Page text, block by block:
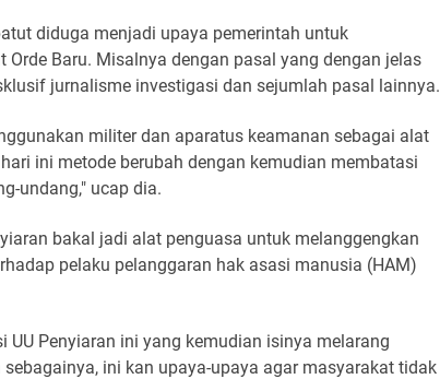
diduga menjadi upaya pemerintah untuk
Orde Baru. Misalnya dengan pasal yang dengan jelas
jurnalisme investigasi dan sejumlah pasal lainnya.
militer dan aparatus keamanan sebagai alat
ini metode berubah dengan kemudian membatasi
undang," ucap dia.
bakal jadi alat penguasa untuk melanggengkan
pelaku pelanggaran hak asasi manusia (HAM)
UU Penyiaran ini yang kemudian isinya melarang
ini kan upaya-upaya agar masyarakat tidak